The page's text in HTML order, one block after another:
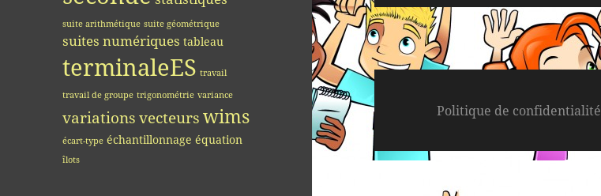
suite arithmétique suite géométrique
suites numériques tableau
terminaleES travail
travail de groupe trigonométrie variance
variations vecteurs wims
écart-type échantillonnage équation
îlots
Politique de confidentialité